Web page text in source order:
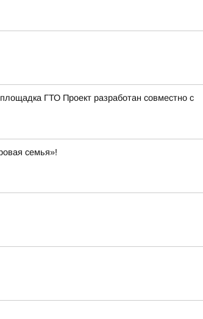
ГТО Проект разработан совместно с
семья»!